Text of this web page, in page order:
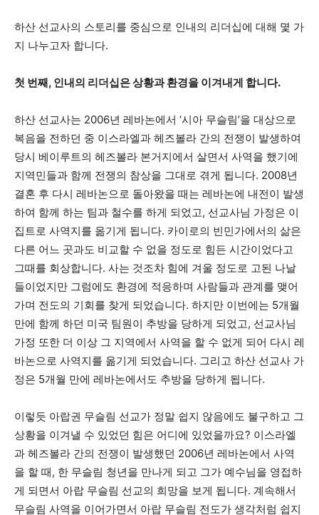
하산 선교사의 스토리를 중심으로 인내의 리더십에 대해 몇 가
지 나누고자 합니다.
첫 번째, 인내의 리더십은 상황과 환경을 이겨내게 합니다.
하산 선교사는 2006년 레바논에서 ‘시아 무슬림’을 대상으로
복음을 전하던 중 이스라엘과 헤즈볼라 간의 전쟁이 발생하여
당시 베이루트의 헤즈볼라 본거지에서 살면서 사역을 했기에
지역민들과 함께 전쟁의 참상을 그대로 겪게 됩니다. 2008년
결혼 후 다시 레바논으로 돌아왔을 때는 레바논에 내전이 발생
하여 함께 하는 팀과 철수를 하게 되었고, 선교사님 가정은 이
집트로 사역지를 옮기게 됩니다. 카이로의 빈민가에서의 삶은
다른 어느 곳과도 비교할 수 없을 정도로 힘든 시간이었다고
그때를 회상합니다. 사는 것조차 힘에 겨울 정도로 고된 나날
들이었지만 그럼에도 환경에 적응하며 사람들과 관계를 맺어
가며 전도의 기회를 찾게 되었습니다. 하지만 이번에는 5개월
만에 함께 하던 미국 팀원이 추방을 당하게 되었고, 선교사님
가정 또한 더 이상 그 지역에서 사역을 할 수 없게 되어 다시 레
바논으로 사역지를 옮기게 되었습니다. 그리고 하산 선교사 가
정은 5개월 만에 레바논에서도 추방을 당하게 됩니다.
이렇듯 아랍권 무슬림 선교가 정말 쉽지 않음에도 불구하고 그
상황을 이겨낼 수 있었던 힘은 어디에 있었을까요? 이스라엘
과 헤즈볼라 간의 전쟁이 발생했던 2006년 레바논에서 사역
을 할 때, 한 무슬림 청년을 만나게 되고 그가 예수님을 영접하
게 되면서 아랍 무슬림 선교의 희망을 보게 됩니다. 계속해서
무슬림 사역을 이어가면서 아랍 무슬림 전도가 생각처럼 쉽지